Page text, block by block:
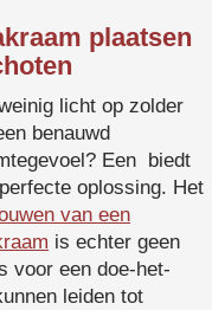
plaatsen
licht op zolder
benauwd
Een biedt
oplossing. Het
van een
is echter geen
voor een doe-het-
leiden tot